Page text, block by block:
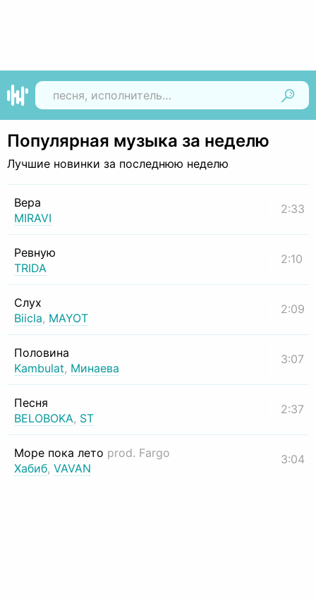
Популярная музыка за неделю
Лучшие новинки за последнюю неделю
Вера
MIRAVI
2:33
Ревную
TRIDA
2:10
Слух
Biicla, MAYOT
2:09
Половина
Kambulat, Минаева
3:07
Песня
BELOBOKA, ST
2:37
Море пока лето prod. Fargo
Хабиб, VAVAN
3:04